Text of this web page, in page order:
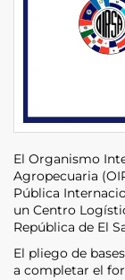
El Organismo
Agropecuaria
Pública
un Centro
República de El
El pliego de
a completar el